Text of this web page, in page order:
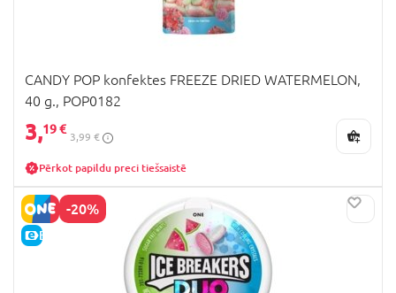
CANDY POP konfektes FREEZE DRIED WATERMELON,
40 g., POP0182
3,19 €
3,99 €
Pērkot papildu preci tiešsaistē
-20%
E-CENA